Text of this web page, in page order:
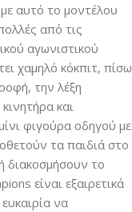
αυτό το μοντέλου
από τις
αγωνιστικού
χαμηλό κόκπιτ, πίσω
την λέξη
και
φιγούρα οδηγού με
τα παιδιά στο
διακοσμήσουν το
είναι εξαιρετικά
να